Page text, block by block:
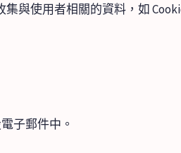
與使用者相關的資料，如
子郵件中。